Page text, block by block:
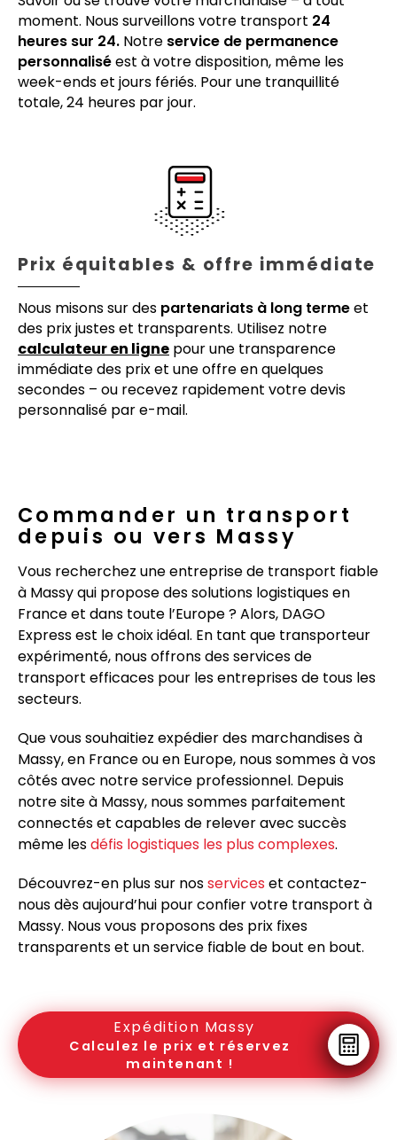
moment. Nous surveillons votre transport 24
heures sur 24. Notre service de permanence
personnaliséest à votre disposition, même les
week-ends et jours fériés. Pour une tranquillité
totale, 24 heures par jour.
Prix équitables & offre immédiate
Nous misons sur des partenariats à long termeet
des prix justes et transparents. Utilisez notre
calculateur en ligne pour une transparence
immédiate des prix et une offre en quelques
secondes – ou recevez rapidement votre devis
personnalisé par e-mail.
Commander un transport
depuis ou vers Massy
Vous recherchez une entreprise de transport fiable
à Massy qui propose des solutions logistiques en
France et dans toute l’Europe ? Alors, DAGO
Express est le choix idéal. En tant que transporteur
expérimenté, nous offrons des services de
transport efficaces pour les entreprises de tous les
secteurs.
Que vous souhaitiez expédier des marchandises à
Massy, en France ou en Europe, nous sommes à vos
côtés avec notre service professionnel. Depuis
notre site à Massy, nous sommes parfaitement
connectés et capables de relever avec succès
même lesdéfis logistiques les plus complexes.
Découvrez-en plus sur nosservices et contactez-
nous dès aujourd’hui pour confier votre transport à
Massy. Nous vous proposons des prix fixes
transparents et un service fiable de bout en bout.
Expédition Massy
Calculez le prix et réservez
maintenant !